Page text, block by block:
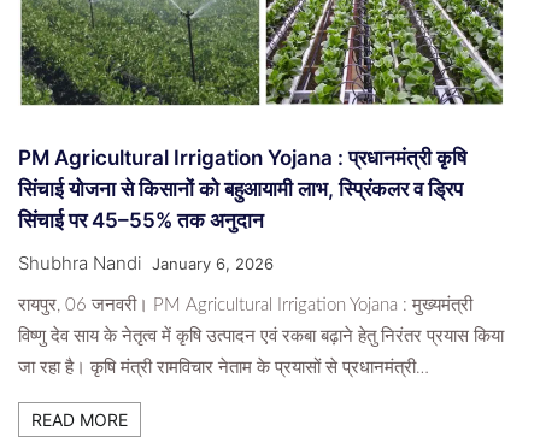
PM Agricultural Irrigation Yojana : प्रधानमंत्री कृषि
सिंचाई योजना से किसानों को बहुआयामी लाभ, स्प्रिंकलर व ड्रिप
सिंचाई पर 45–55% तक अनुदान
Shubhra Nandi January 6, 2026
रायपुर, 06 जनवरी। PM Agricultural Irrigation Yojana : मुख्यमंत्री
विष्णु देव साय के नेतृत्व में कृषि उत्पादन एवं रकबा बढ़ाने हेतु निरंतर प्रयास किया
जा रहा है। कृषि मंत्री रामविचार नेताम के प्रयासों से प्रधानमंत्री…
READ MORE